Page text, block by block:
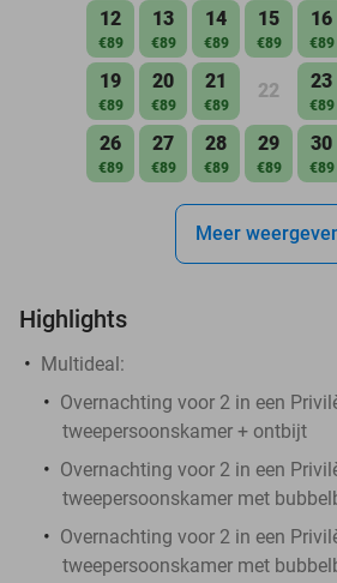
12
€89
13
€89
14
€89
15
€89
16
€89
19
€89
20
€89
21
€89
22 23
€89
26
€89
27
€89
28
€89
29
€89
30
€89
Meer
Highlights
Multideal:
Overnachting voor 2 in een
tweepersoonskamer + ontbijt
Overnachting voor 2 in een
tweepersoonskamer met
Overnachting voor 2 in een
tweepersoonskamer met